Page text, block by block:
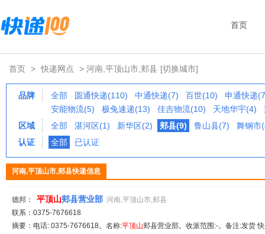
首页
首页 > 快递网点 > 河南,平顶山市,郏县 [切换城市]
品牌 全部 圆通快递(110) 中通快递(7) 百世(10)
申通快递
安能物流(5)
极兔速递(13) 佳吉物流(10) 天地华宇(4)
区域
全部 湛河区(1) 新华区(2) 郏县(9) 鲁山县(7)
舞钢市
认证
全部 已认证
河南,平顶山市,郏县快递信息
德邦： 平顶山郏县营业部 河南,平顶山市,郏县
联系：0375-7676618
摘要：电话: 0375-7676618。名称:平顶山郏县营业部。收派范围:-。备注:发货